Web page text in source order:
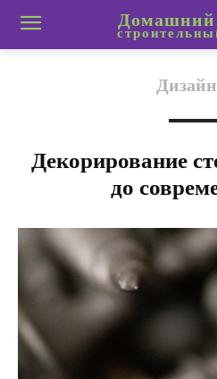
Домашний
Дизайн
Декорирование
до